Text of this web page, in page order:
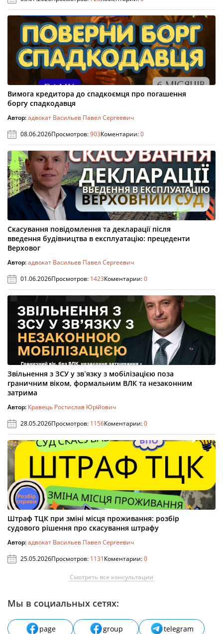
Вимога кредитора до спадкоємця про погашення
боргу спадкодавця
Автор:адвокат Васильев Павел Сергеевич
08.06.2026Просмотров:903Коментарии:0
Скасування повідомлення та декларації після
введення будівництва в експлуатацію: прецеденти
Верховог
Автор:адвокат Васильев Павел Сергеевич
01.06.2026Просмотров: 1423Коментарии:0
Звільнення з ЗСУ у зв`язку з мобілізацією поза
граничним віком, формальним ВЛК та незаконним
затрима
Автор: Кравець Ростислав Юрійович
28.05.2026Просмотров: 1156Коментарии:0
Штраф ТЦК при зміні місця проживання: розбір
судового рішення про скасування штрафу
Автор:адвокат Васильев Павел Сергеевич
25.05.2026Просмотров: 1131Коментарии:0
Смотреть все консультации
Мы в социальных сетях:
page group
telegram